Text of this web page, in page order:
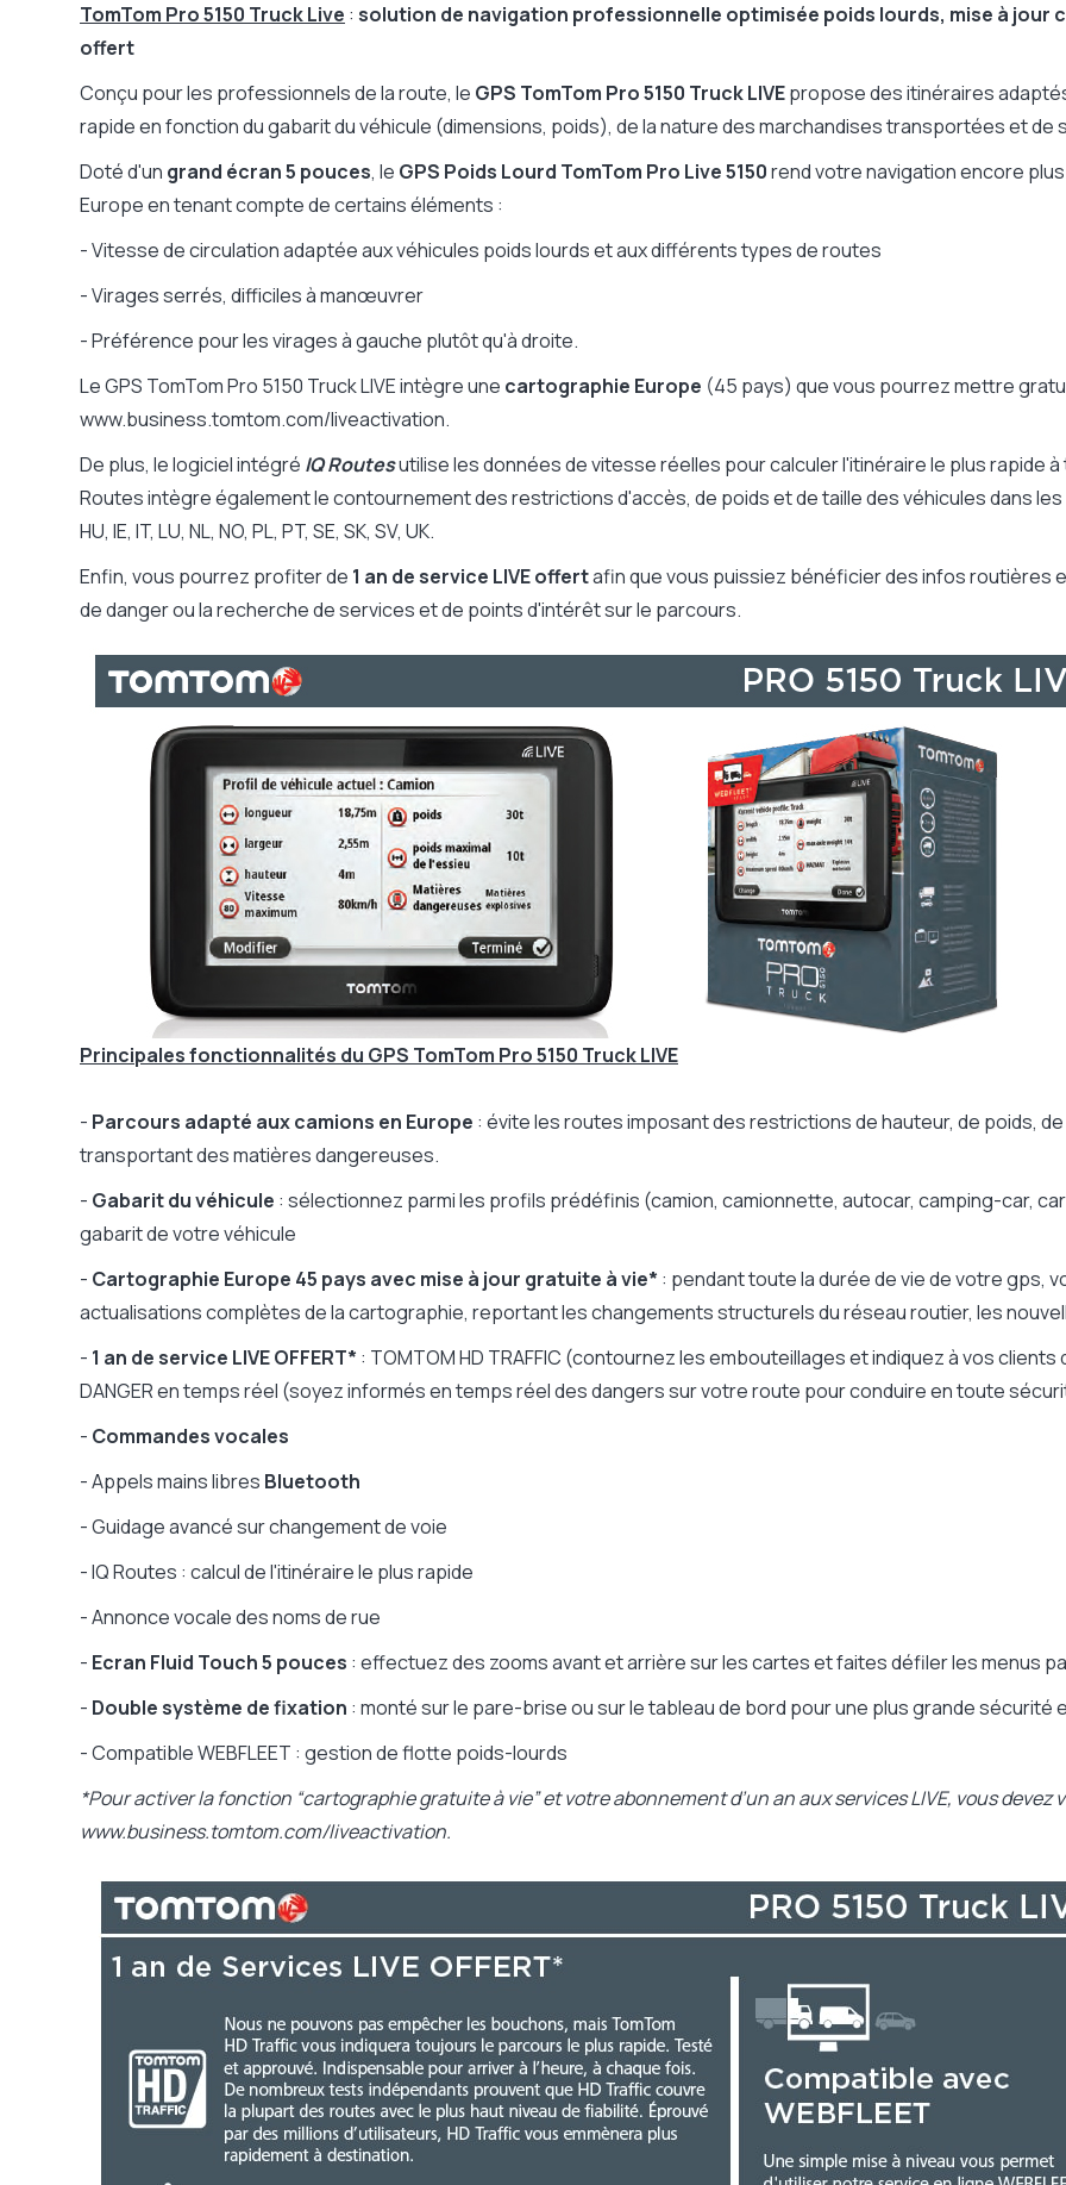
Radio
Non
Bluetooth
Autonomie
2h
Entrée caméra de recul
Oui
TomTom Pro 5150 Truck Live : solution de navigation professionnelle optimisée poids lourds, mise à jour
offert
Conçu pour les professionnels de la route, le GPS TomTom Pro 5150 Truck LIVEpropose des itinéraires
rapide en fonction du gabarit du véhicule (dimensions, poids), de la nature des marchandises transportées et de
Doté d'un grand écran 5 pouces, le GPS Poids Lourd TomTom Pro Live 5150rend votre navigation encore
Europe en tenant compte de certains éléments :
- Vitesse de circulation adaptée aux véhicules poids lourds et aux différents types de routes
- Virages serrés, difficiles à manœuvrer
- Préférence pour les virages à gauche plutôt qu'à droite.
Le GPS TomTom Pro 5150 Truck LIVE intègre une cartographie Europe (45 pays) que vous pourrez mettre
www.business.tomtom.com/liveactivation.
De plus, le logiciel intégré IQ Routesutilise les données de vitesse réelles pour calculer l'itinéraire le plus rapide
Routes intègre également le contournement des restrictions d'accès, de poids et de taille des véhicules dans les
HU, IE, IT, LU, NL, NO, PL, PT, SE, SK, SV, UK.
Enfin, vous pourrez profiter de 1 an de service LIVE offertafin que vous puissiez bénéficier des infos routières
de danger ou la recherche de services et de points d'intérêt sur le parcours.
Principales fonctionnalités du GPS TomTom Pro 5150 Truck LIVE
- Parcours adapté aux camions en Europe : évite les routes imposant des restrictions de hauteur, de poids,
transportant des matières dangereuses.
- Gabarit du véhicule : sélectionnez parmi les profils prédéfinis (camion, camionnette, autocar, camping-car,
gabarit de votre véhicule
- Cartographie Europe 45 pays avec mise à jour gratuite à vie* : pendant toute la durée de vie de votre gps,
actualisations complètes de la cartographie, reportant les changements structurels du réseau routier, les
- 1 an de service LIVE OFFERT* : TOMTOM HD TRAFFIC (contournez les embouteillages et indiquez à vos
DANGER en temps réel (soyez informés en temps réel des dangers sur votre route pour conduire en toute
- Commandes vocales
- Appels mains libres Bluetooth
- Guidage avancé sur changement de voie
- IQ Routes : calcul de l'itinéraire le plus rapide
- Annonce vocale des noms de rue
- Ecran Fluid Touch 5 pouces : effectuez des zooms avant et arrière sur les cartes et faites défiler les menus
- Double système de fixation : monté sur le pare-brise ou sur le tableau de bord pour une plus grande sécurité
- Compatible WEBFLEET : gestion de flotte poids-lourds
*Pour activer la fonction “cartographie gratuite à vie” et votre abonnement d’un an aux services LIVE, vous devez
www.business.tomtom.com/liveactivation.